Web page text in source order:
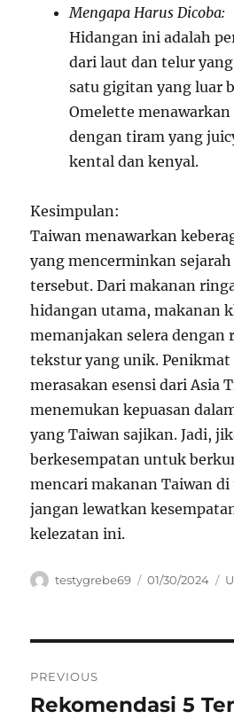
Mengapa Harus Dicoba:
Hidangan ini adalah
dari laut dan telur
satu gigitan yang luar
Omelette menawarkan
dengan tiram yang
kental dan kenyal.
Kesimpulan:
Taiwan menawarkan
yang mencerminkan
tersebut. Dari makanan
hidangan utama, makanan
memanjakan selera dengan
tekstur yang unik.
merasakan esensi dari Asia
menemukan kepuasan
yang Taiwan sajikan. Jadi,
berkesempatan untuk
mencari makanan Taiwan
jangan lewatkan
kelezatan ini.
Author
testygrebe69
Posted
01/30/2024
pos
PREVIOUS
Previous
Rekomendasi 5